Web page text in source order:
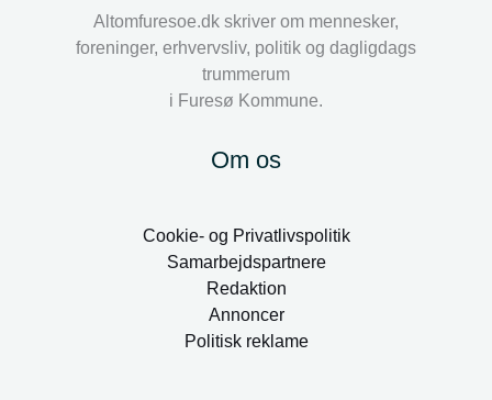
Altomfuresoe.dk skriver om mennesker,
foreninger, erhvervsliv, politik og dagligdags
trummerum
i Furesø Kommune.
Om os
Cookie- og Privatlivspolitik
Samarbejdspartnere
Redaktion
Annoncer
Politisk reklame